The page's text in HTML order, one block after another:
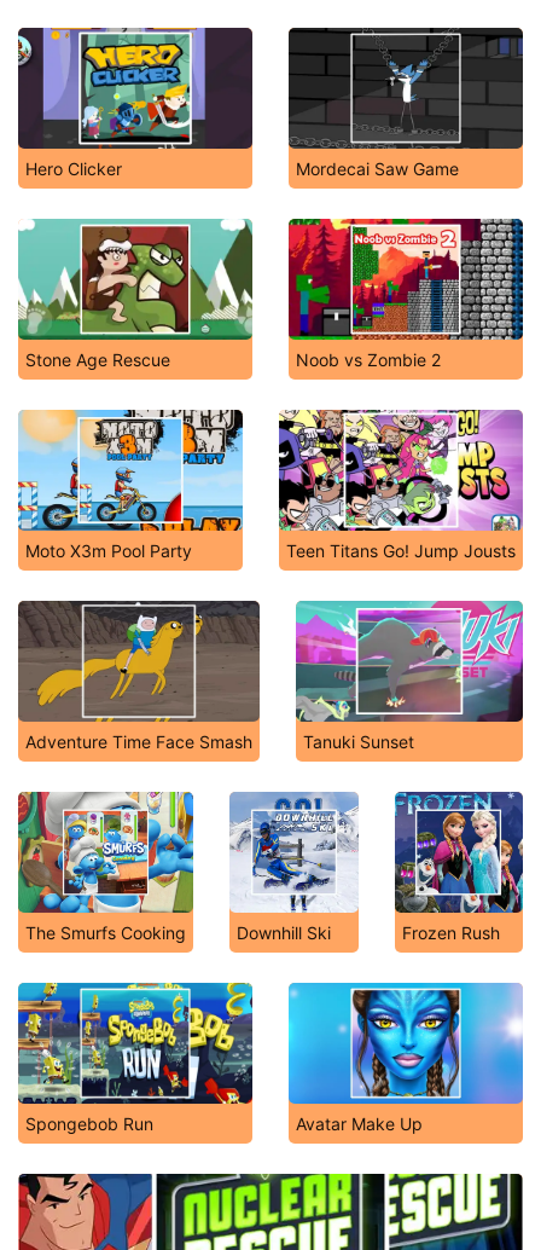
Hero Clicker Mordecai Saw Game
Stone Age Rescue Noob vs Zombie 2
Moto X3m Pool Party Teen Titans Go! Jump Jousts
Adventure Time Face Smash Tanuki Sunset
The Smurfs Cooking Downhill Ski Frozen Rush
Spongebob Run Avatar Make Up